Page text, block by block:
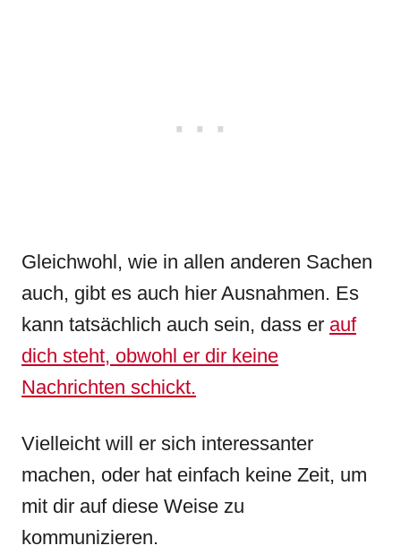
Gleichwohl, wie in allen anderen Sachen
auch, gibt es auch hier Ausnahmen. Es
kann tatsächlich auch sein, dass er auf
dich steht, obwohl er dir keine
Nachrichten schickt.
Vielleicht will er sich interessanter
machen, oder hat einfach keine Zeit, um
mit dir auf diese Weise zu
kommunizieren.